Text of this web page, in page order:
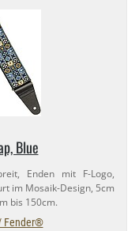
Blue
Enden mit F-​Logo,
im Mosaik-​Design, 5cm
bis 150cm.
Fender®